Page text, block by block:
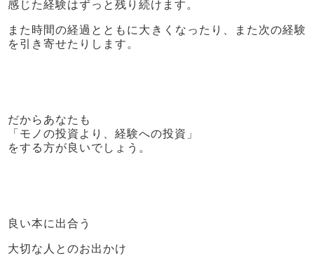
感じた経験はずっと残り続けます。
また時間の経過とともに大きくなったり、また次の経験
を引き寄せたりします。
だからあなたも
「モノの投資より、経験への投資」
をする方が良いでしょう。
良い本に出合う
大切な人とのお出かけ